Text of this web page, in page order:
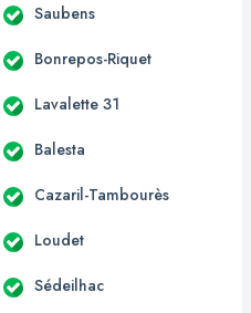
Saubens
Bonrepos-Riquet
Lavalette 31
Balesta
Cazaril-Tambourès
Loudet
Sédeilhac